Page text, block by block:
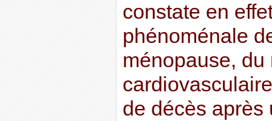
constate en
phénoménale
ménopause, du
de décès après